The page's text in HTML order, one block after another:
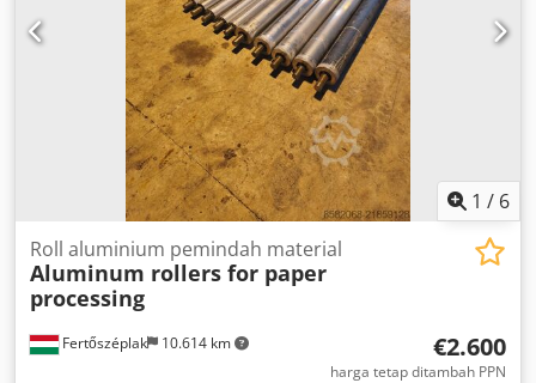
1 / 6
Fertőszéplak 10.614 km
Roll aluminium pemindah material
Aluminum rollers for paper
processing
€2.600
harga tetap ditambah PPN